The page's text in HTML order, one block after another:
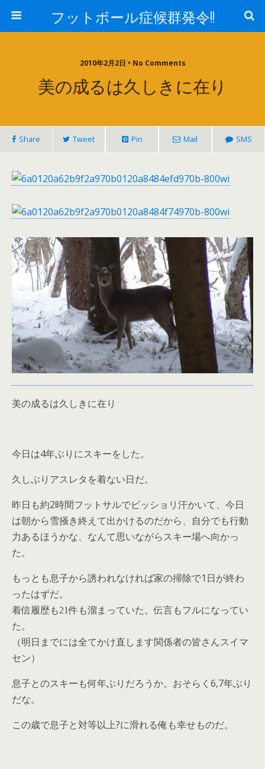
フットボール症候群発令!!
2010年2月2日 • No Comments
美の成るは久しきに在り
Share Tweet Pin Mail SMS
美の成るは久しきに在り
今日は4年ぶりにスキーをした。
久しぶりアスレタを着ない日だ。
昨日も約2時間フットサルでビッショリ汗かいて、今日
は朝から雪掻き終えて出かけるのだから、自分でも行動
力あるほうかな、なんて思いながらスキー場へ向かっ
た。
もっとも息子から誘われなければ家の掃除で1 日が終わ
ったはずだ。
着信履歴も21件も溜まっていた。伝言もフルになってい
た。
（明日までには全てかけ直します関係者の皆さんスイマ
セン）
息子とのスキーも何年ぶりだろうか。おそらく 6,7年ぶり
だな。
この歳で息子と対等以上?に滑れる俺も幸せものだ。